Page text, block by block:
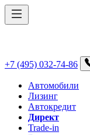
+7 (495) 032-74-86
Автомобили
Лизинг
Автокредит
Директ
Trade-in